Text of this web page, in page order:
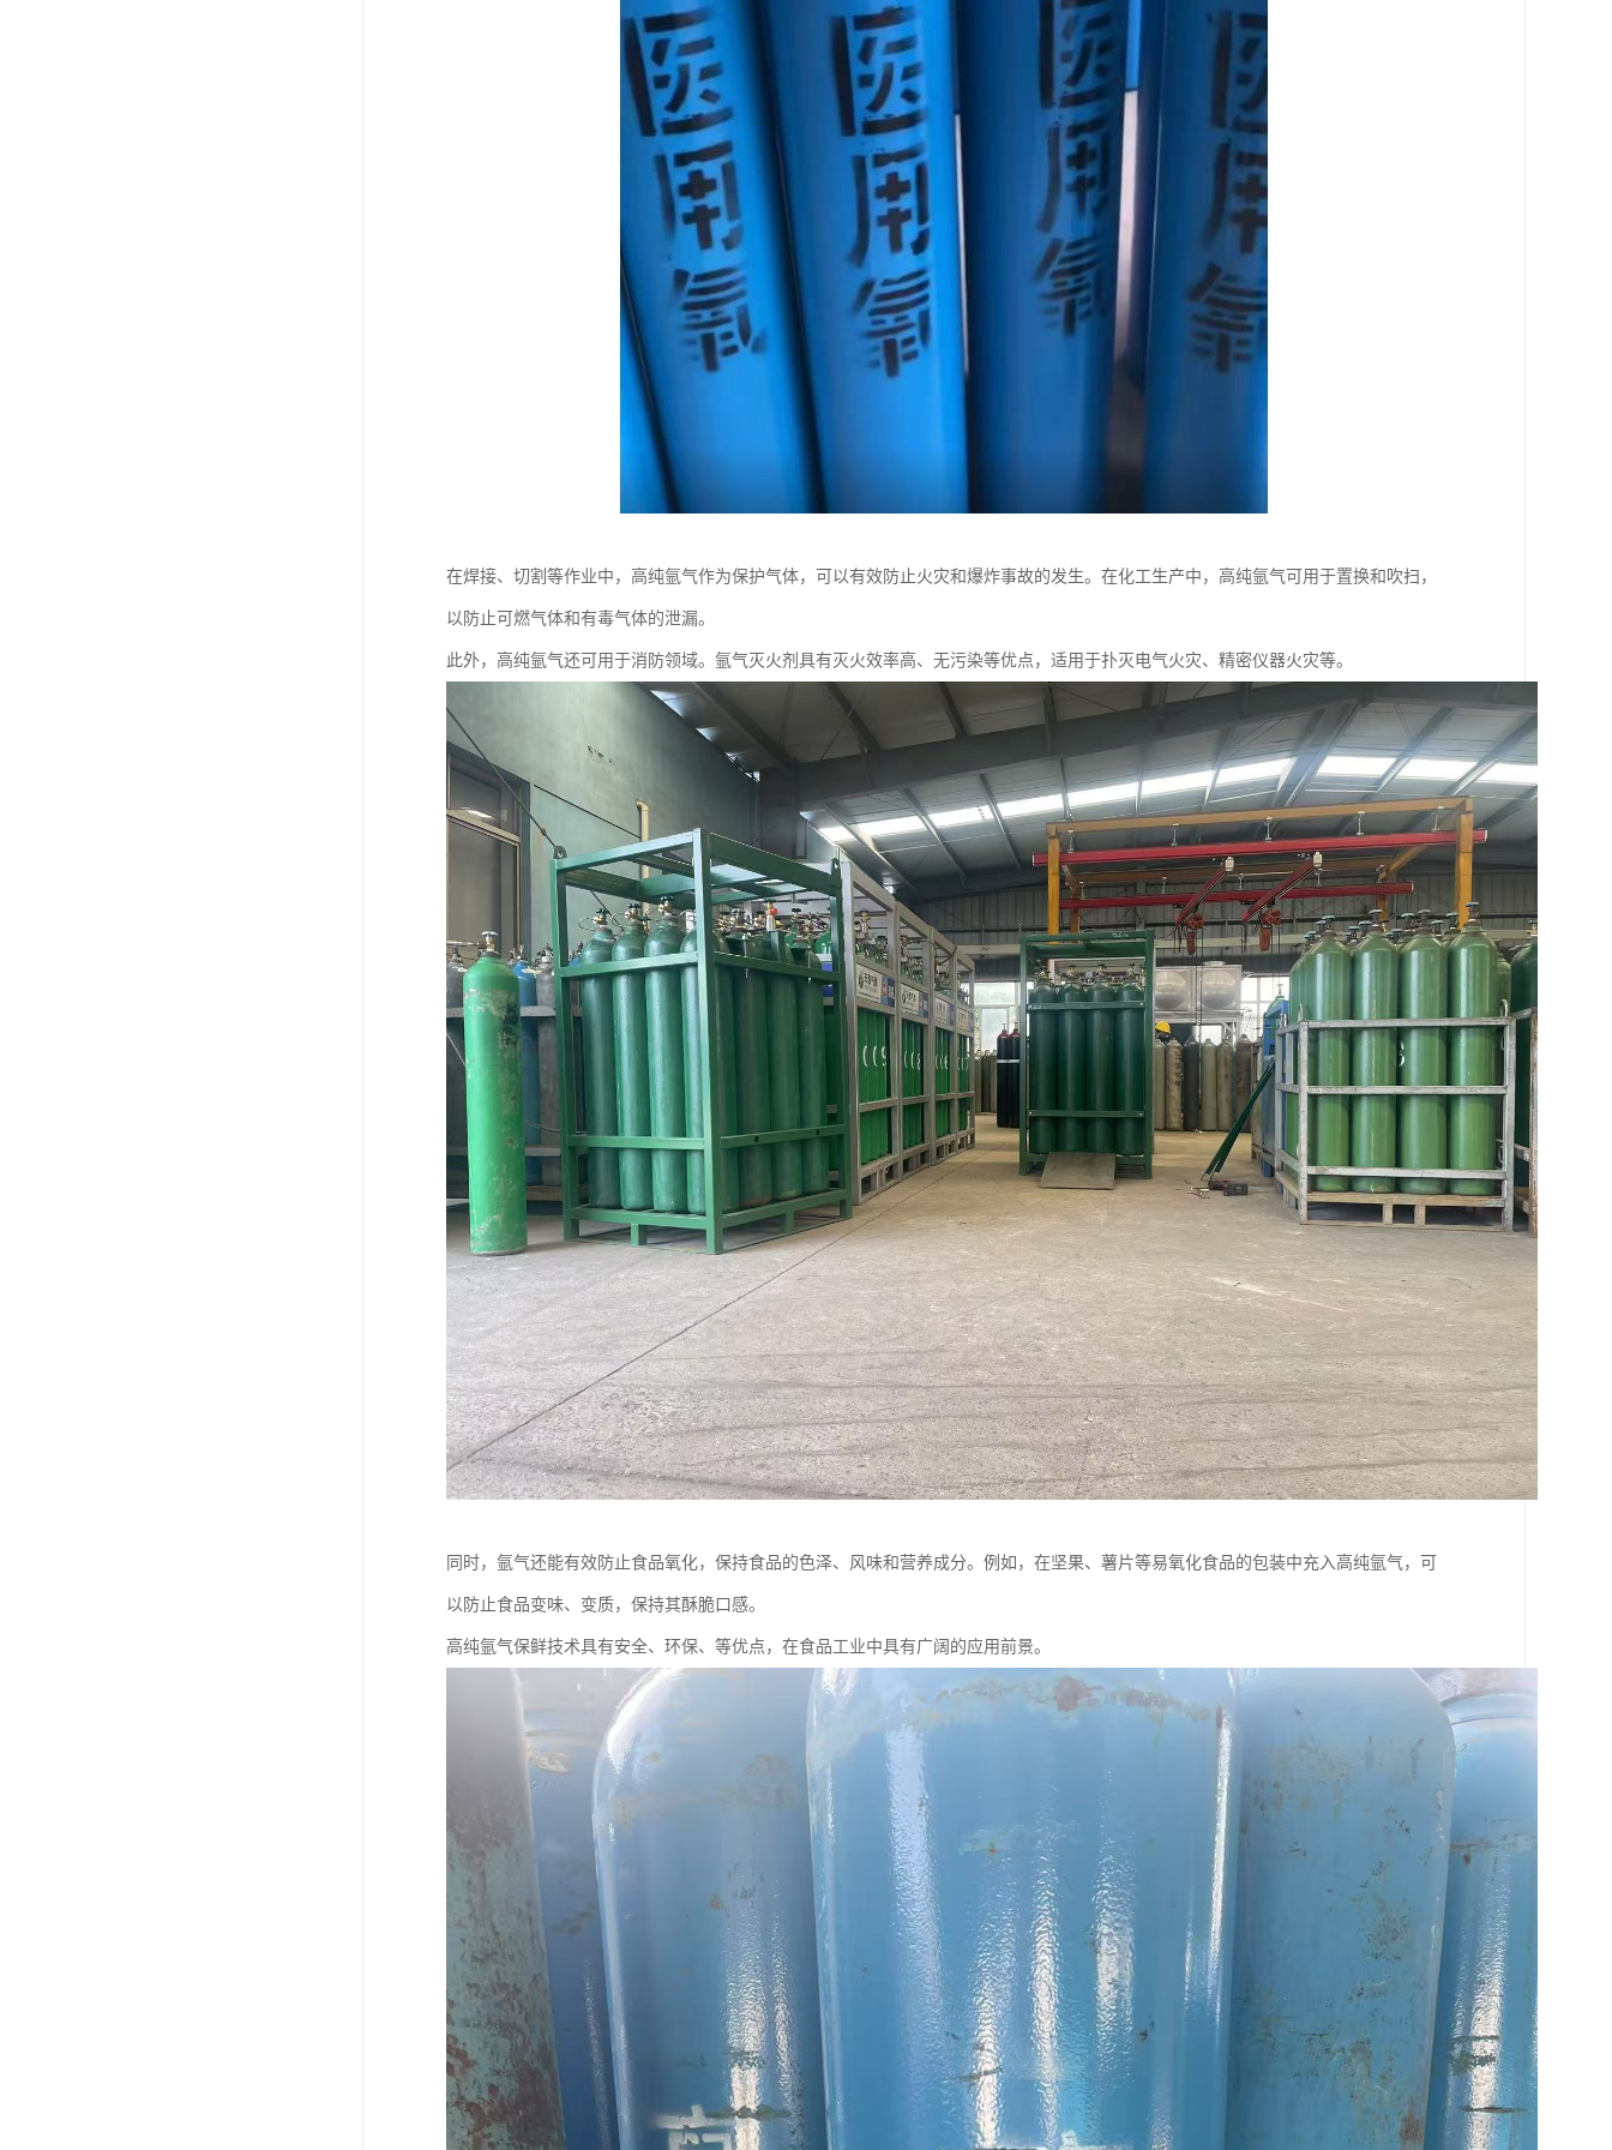
在焊接、切割等作业中，高纯氩气作为保护气体，可以有效防止火灾和爆炸事故的发生。在化工生产中，高纯氩气可用于置换和吹扫，
以防止可燃气体和有毒气体的泄漏。
此外，高纯氩气还可用于消防领域。氩气灭火剂具有灭火效率高、无污染等优点，适用于扑灭电气火灾、精密仪器火灾等。
同时，氩气还能有效防止食品氧化，保持食品的色泽、风味和营养成分。例如，在坚果、薯片等易氧化食品的包装中充入高纯氩气，可
以防止食品变味、变质，保持其酥脆口感。
高纯氩气保鲜技术具有安全、环保、等优点，在食品工业中具有广阔的应用前景。